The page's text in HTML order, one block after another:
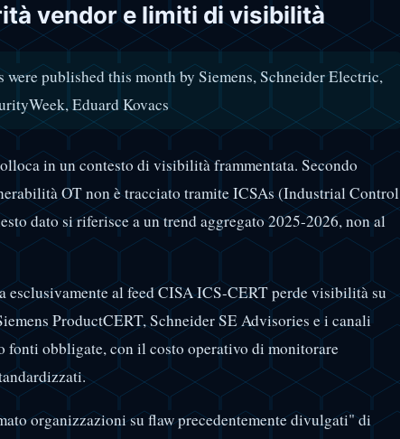
vendor e limiti di visibilità
were published this month by Siemens, Schneider Electric,
Eduard Kovacs
in un contesto di visibilità frammentata. Secondo
OT non è tracciato tramite ICSAs (Industrial Control
dato si riferisce a un trend aggregato 2025-2026, non al
esclusivamente al feed CISA ICS-CERT perde visibilità su
ProductCERT, Schneider SE Advisories e i canali
fonti obbligate, con il costo operativo di monitorare
organizzazioni su flaw precedentemente divulgati" di